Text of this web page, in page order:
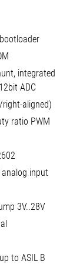
integrated
ADC
aligned)
ratio PWM
analog input
3V..28V
to ASIL B